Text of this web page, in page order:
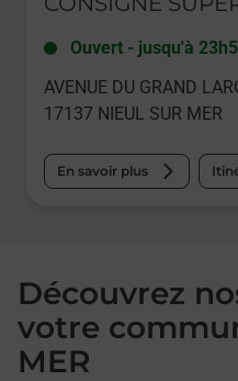
Ouvert - jusqu'à
AVENUE DU GRAND
17137 NIEUL SUR MER
En savoir plus
Découvrez
votre
MER